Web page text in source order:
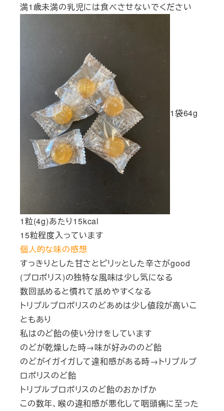
満1歳未満の乳児には食べさせないでください
1袋64g
1粒(4g)あたり15kcal
15粒程度入っています
個人的な味の感想
すっきりとした甘さとピリッとした辛さがgood
(プロポリス)の独特な風味は少し気になる
数回舐めると慣れて舐めやすくなる
トリプルプロポリスのどあめは少し値段が高いこ
ともあり
私はのど飴の使い分けをしています
のどが乾燥した時→味が好みののど飴
のどがイガイガして違和感がある時→トリプルプ
ロポリスのど飴
トリプルプロポリスのど飴のおかげか
この数年、喉の違和感が悪化して咽頭痛に至った